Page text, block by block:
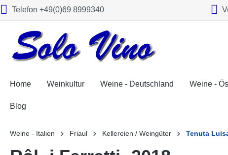
Zur Hauptnavigation springen
Telefon +49(0)69 8999340
Home Weinkultur Weine - Deutschland Weine -
Blog
Weine - Italien Friaul Kellereien / Weingüter Tenuta